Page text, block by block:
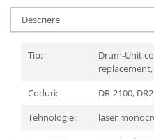
Descriere
Tip:
Drum-Unit
Coduri:
DR-2100,
Tehnologie:
laser